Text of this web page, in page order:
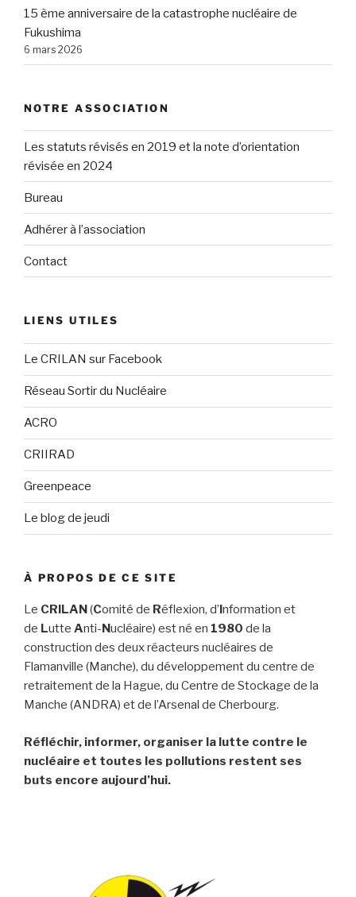
15 ème anniversaire de la catastrophe nucléaire de
Fukushima
6 mars 2026
NOTRE ASSOCIATION
Les statuts révisés en 2019 et la note d’orientation
révisée en 2024
Bureau
Adhérer à l’association
Contact
LIENS UTILES
Le CRILAN sur Facebook
Réseau Sortir du Nucléaire
ACRO
CRIIRAD
Greenpeace
Le blog de jeudi
À PROPOS DE CE SITE
Le CRILAN(Comité de Réflexion, d’Information et
de Lutte Anti-Nucléaire) est né en 1980 de la
construction des deux réacteurs nucléaires de
Flamanville (Manche), du développement du centre de
retraitement de la Hague, du Centre de Stockage de la
Manche (ANDRA) et de l’Arsenal de Cherbourg.
Réfléchir, informer, organiser la lutte contre le
nucléaire et toutes les pollutions restent ses
buts encore aujourd’hui.